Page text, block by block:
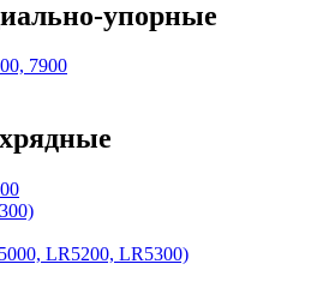
упорные
7900
LR5200, LR5300)